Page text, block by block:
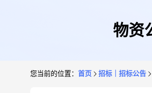
物资
您当前的位置： 首页 招标｜招标公告